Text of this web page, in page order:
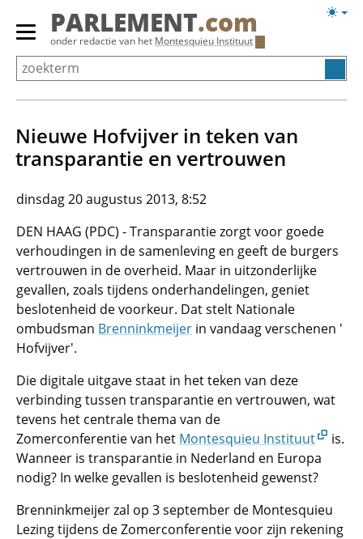
Overslaan
Primair
menu
tonen/verbergen
PARLEMENT.com
onder redactie van het Montesquieu Instituut
Nieuwe Hofvijver in teken van
transparantie en vertrouwen
dinsdag 20 augustus 2013, 8:52
DEN HAAG (PDC) - Transparantie zorgt voor goede
verhoudingen in de samenleving en geeft de burgers
vertrouwen in de overheid. Maar in uitzonderlijke
gevallen, zoals tijdens onderhandelingen, geniet
beslotenheid de voorkeur. Dat stelt Nationale
ombudsman Brenninkmeijer in vandaag verschenen '
Hofvijver'.
Die digitale uitgave staat in het teken van deze
verbinding tussen transparantie en vertrouwen, wat
tevens het centrale thema van de
Zomerconferentie van het Montesquieu Instituut
is.
Wanneer is transparantie in Nederland en Europa
nodig? In welke gevallen is beslotenheid gewenst?
Brenninkmeijer zal op 3 september de Montesquieu
Lezing tijdens de Zomerconferentie voor zijn rekening